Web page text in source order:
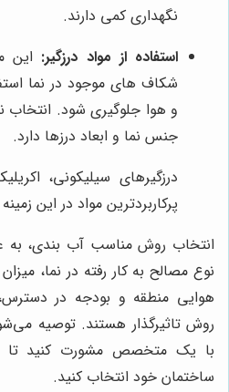
نگهداری کمی دارند.
استفاده از مواد درزگیر: این
شکاف های موجود در نما
و هوا جلوگیری شود. انتخاب
جنس نما و ابعاد درزها دارد.
درزگیرهای سیلیکونی،
پرکاربردترین مواد در این
انتخاب روش مناسب آب بندی، به
نوع مصالح به کار رفته در نما،
هوایی منطقه و بودجه در
روش تاثیرگذار هستند. توصیه
با یک متخصص مشورت کنید تا
ساختمان خود انتخاب کنید.